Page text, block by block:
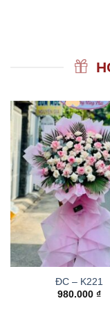
ĐC – K221
980.000 ₫